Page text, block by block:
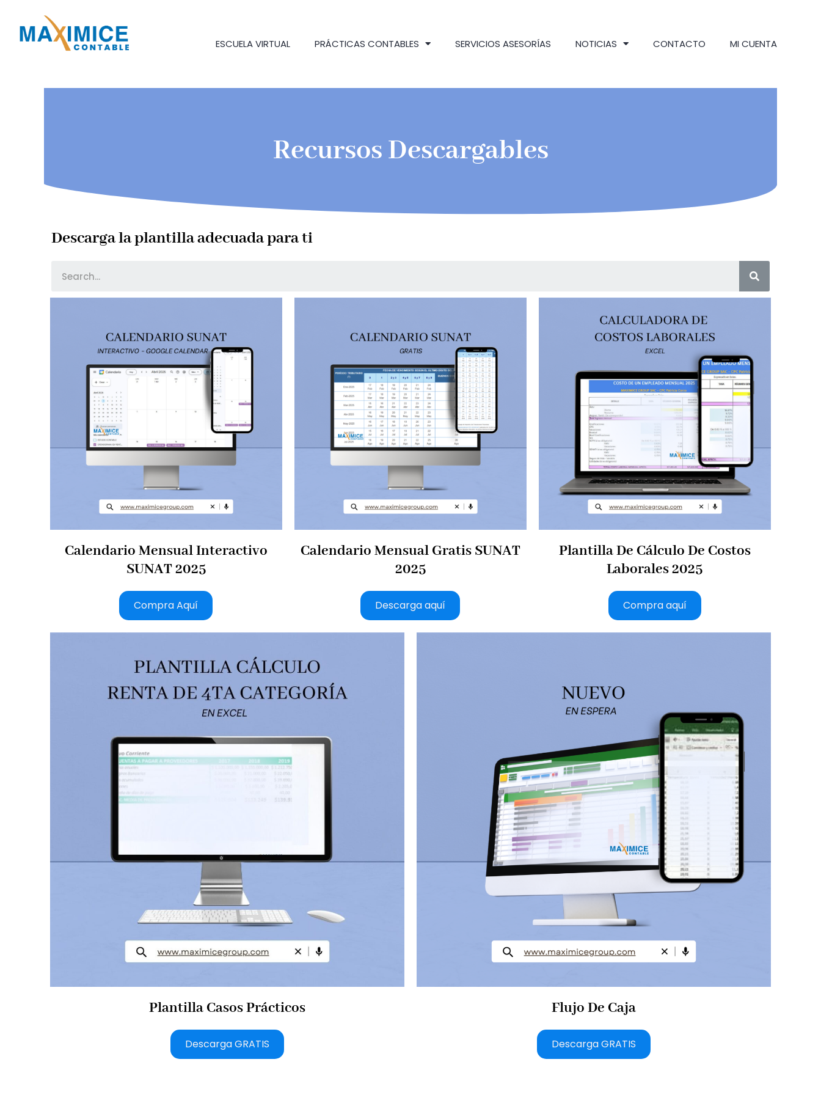
ESCUELA VIRTUAL PRÁCTICAS CONTABLES SERVICIOS ASESORÍAS NOTICIAS CONTACTO MI CUENTA
Recursos Descargables
Descarga la plantilla adecuada para ti
Calendario Mensual Interactivo
SUNAT 2025
Compra Aquí
Calendario Mensual Gratis SUNAT
2025
Descarga aquí
Plantilla De Cálculo De Costos
Laborales 2025
Compra aquí
Plantilla Casos Prácticos
Descarga GRATIS
Flujo De Caja
Descarga GRATIS